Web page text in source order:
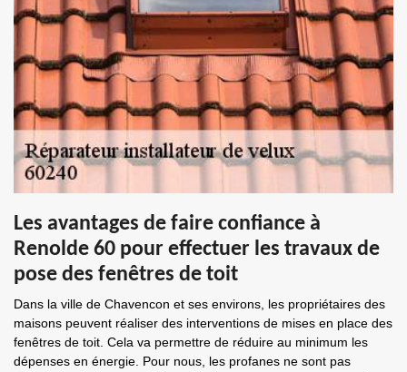
Les avantages de faire confiance à
Renolde 60 pour effectuer les travaux de
pose des fenêtres de toit
Dans la ville de Chavencon et ses environs, les propriétaires des
maisons peuvent réaliser des interventions de mises en place des
fenêtres de toit. Cela va permettre de réduire au minimum les
dépenses en énergie. Pour nous, les profanes ne sont pas